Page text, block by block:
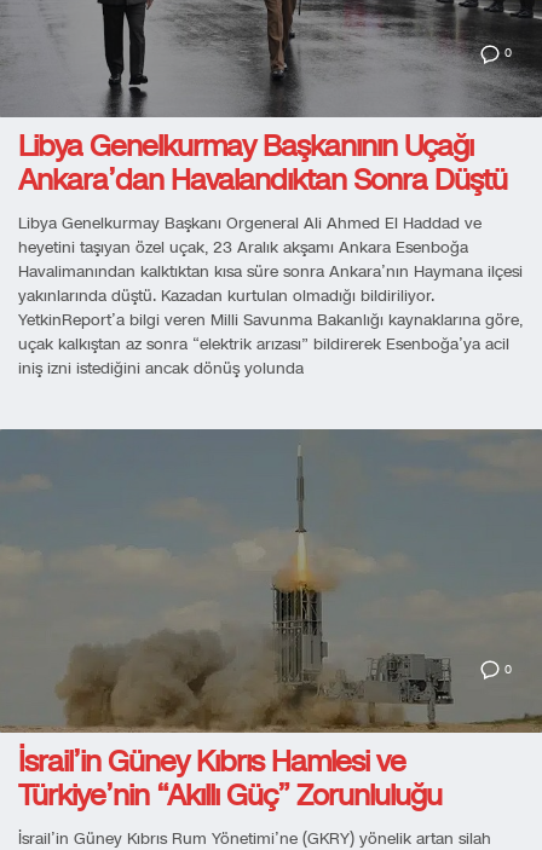
0
Libya Genelkurmay Başkanının Uçağı
Ankara’dan Havalandıktan Sonra Düştü
Libya Genelkurmay Başkanı Orgeneral Ali Ahmed El Haddad ve
heyetini taşıyan özel uçak, 23 Aralık akşamı Ankara Esenboğa
Havalimanından kalktıktan kısa süre sonra Ankara’nın Haymana ilçesi
yakınlarında düştü. Kazadan kurtulan olmadığı bildiriliyor.
YetkinReport’a bilgi veren Milli Savunma Bakanlığı kaynaklarına göre,
uçak kalkıştan az sonra “elektrik arızası” bildirerek Esenboğa’ya acil
iniş izni istediğini ancak dönüş yolunda
0
İsrail’in Güney Kıbrıs Hamlesi ve
Türkiye’nin “Akıllı Güç” Zorunluluğu
İsrail’in Güney Kıbrıs Rum Yönetimi’ne (GKRY) yönelik artan silah